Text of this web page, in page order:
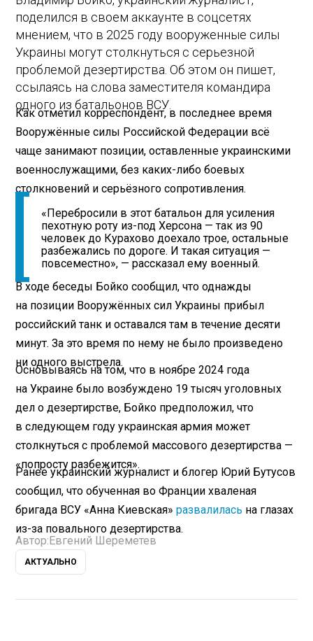
поделился в своем аккаунте в соцсетях
мнением, что в 2025 году вооруженные силы
Украины могут столкнуться с серьезной
проблемой дезертирства. Об этом он пишет,
ссылаясь на слова заместителя командира
одного из батальонов ВСУ.
Как отметил корреспондент, в последнее время
Вооружённые силы Российской Федерации всё
чаще занимают позиции, оставленные украинскими
военнослужащими, без каких-либо боевых
столкновений и серьёзного сопротивления.
«Перебросили в этот батальон для усиления
пехотную роту из-под Херсона — так из 90
человек до Курахово доехало трое, остальные
разбежались по дороге. И такая ситуация —
повсеместно», — рассказал ему военный.
В ходе беседы Бойко сообщил, что однажды
на позиции Вооружённых сил Украины прибыл
российский танк и оставался там в течение десяти
минут. За это время по нему не было произведено
ни одного выстрела.
Основываясь на том, что в ноябре 2024 года
на Украине было возбуждено 19 тысяч уголовных
дел о дезертирстве, Бойко предположил, что
в следующем году украинская армия может
столкнуться с проблемой массового дезертирства —
«попросту разбежится».
Ранее украинский журналист и блогер Юрий Бутусов
сообщил, что обученная во Франции хваленая
бригада ВСУ «Анна Киевская»развалилась на глазах
из-за повального дезертирства.
Автор:Евгений Шереметев
АКТУАЛЬНО